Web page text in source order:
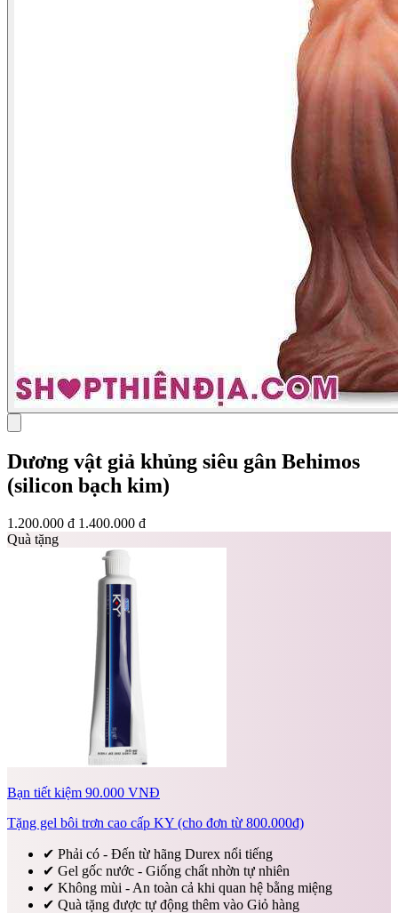
Dương vật giả khủng siêu gân Behimos
(silicon bạch kim)
1.200.000 đ 1.400.000 đ
Quà tặng
Bạn tiết kiệm 90.000 VNĐ
Tặng gel bôi trơn cao cấp KY (cho đơn từ 800.000đ)
✔ Phải có - Đến từ hãng Durex nổi tiếng
✔ Gel gốc nước - Giống chất nhờn tự nhiên
✔ Không mùi - An toàn cả khi quan hệ bằng miệng
✔ Quà tặng được tự động thêm vào Giỏ hàng